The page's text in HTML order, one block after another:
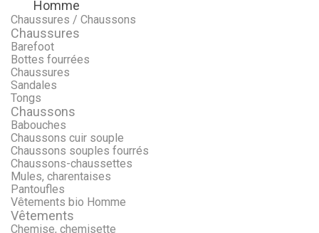
Homme
Chaussures / Chaussons
Chaussures
Barefoot
Bottes fourrées
Chaussures
Sandales
Tongs
Chaussons
Babouches
Chaussons cuir souple
Chaussons souples fourrés
Chaussons-chaussettes
Mules, charentaises
Pantoufles
Vêtements bio Homme
Vêtements
Chemise, chemisette